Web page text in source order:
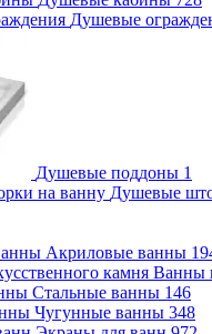
Душевые
Душевые поддоны 1
Душевые
Акриловые ванны
Ванны
Стальные ванны 146
Чугунные ванны 348